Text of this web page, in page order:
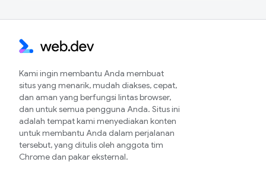
Kami ingin membantu Anda membuat
situs yang menarik, mudah diakses, cepat,
dan aman yang berfungsi lintas browser,
dan untuk semua pengguna Anda. Situs ini
adalah tempat kami menyediakan konten
untuk membantu Anda dalam perjalanan
tersebut, yang ditulis oleh anggota tim
Chrome dan pakar eksternal.